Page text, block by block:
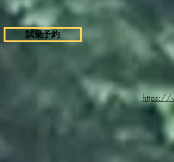
試乗予約
https://